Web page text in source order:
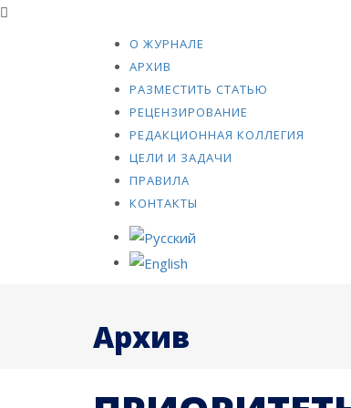
О ЖУРНАЛЕ
АРХИВ
РАЗМЕСТИТЬ СТАТЬЮ
РЕЦЕНЗИРОВАНИЕ
РЕДАКЦИОННАЯ КОЛЛЕГИЯ
ЦЕЛИ И ЗАДАЧИ
ПРАВИЛА
КОНТАКТЫ
Архив